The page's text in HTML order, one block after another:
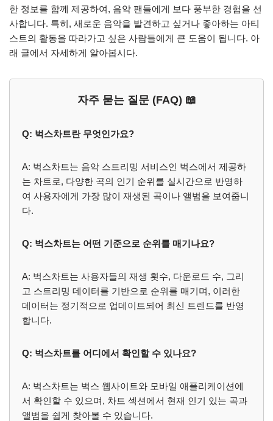
한 정보를 함께 제공하여, 음악 팬들에게 보다 풍부한 경험을 선
사합니다. 특히, 새로운 음악을 발견하고 싶거나 좋아하는 아티
스트의 활동을 따라가고 싶은 사람들에게 큰 도움이 됩니다. 아
래 글에서 자세하게 알아봅시다.
자주 묻는 질문 (FAQ) 📖
Q: 벅스차트란 무엇인가요?
A: 벅스차트는 음악 스트리밍 서비스인 벅스에서 제공하
는 차트로, 다양한 곡의 인기 순위를 실시간으로 반영하
여 사용자에게 가장 많이 재생된 곡이나 앨범을 보여줍니
다.
Q: 벅스차트는 어떤 기준으로 순위를 매기나요?
A: 벅스차트는 사용자들의 재생 횟수, 다운로드 수, 그리
고 스트리밍 데이터를 기반으로 순위를 매기며, 이러한
데이터는 정기적으로 업데이트되어 최신 트렌드를 반영
합니다.
Q: 벅스차트를 어디에서 확인할 수 있나요?
A: 벅스차트는 벅스 웹사이트와 모바일 애플리케이션에
서 확인할 수 있으며, 차트 섹션에서 현재 인기 있는 곡과
앨범을 쉽게 찾아볼 수 있습니다.